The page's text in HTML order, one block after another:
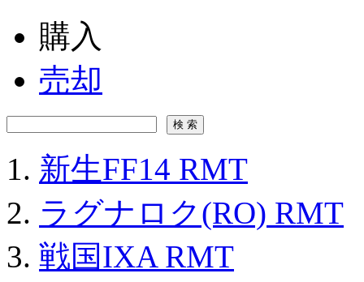
購入
売却
新生FF14 RMT
ラグナロク(RO) RMT
戦国IXA RMT